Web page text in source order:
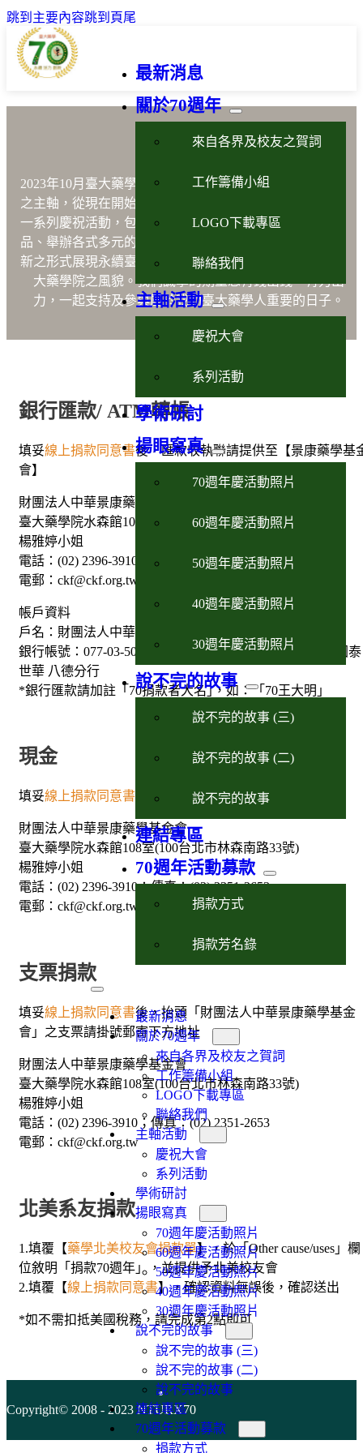
跳到主要內容跳到頁尾
最新消息
關於70週年
來自各界及校友之賀詞
工作籌備小組
LOGO下載專區
聯絡我們
主軸活動
慶祝大會
系列活動
學術研討
揚眼寫真
70週年慶活動照片
60週年慶活動照片
50週年慶活動照片
40週年慶活動照片
30週年慶活動照片
說不完的故事
說不完的故事 (三)
說不完的故事 (二)
說不完的故事
連結專區
70週年活動募款
捐款方式
捐款芳名錄
最新消息
關於70週年
來自各界及校友之賀詞
工作籌備小組
LOGO下載專區
聯絡我們
主軸活動
慶祝大會
系列活動
學術研討
揚眼寫真
70週年慶活動照片
60週年慶活動照片
50週年慶活動照片
40週年慶活動照片
30週年慶活動照片
說不完的故事
說不完的故事 (三)
說不完的故事 (二)
說不完的故事
連結專區
70週年活動募款
捐款方式
藥學永續活力創新
2023年10月臺大藥學70週年以藥學「永續、活力、創新」
之主軸，從現在開始到2023年10月21日的慶祝晚會將進行
一系列慶祝活動，包含出版「說不完的故事」、設計紀念
品、舉辦各式多元的暖身活動與國際學術研討會等，以嶄
新之形式展現永續臺大藥學魂、活力臺大藥學人及創新臺
大藥學院之風貌。我們誠摯的期望您有錢出錢，有力出
力，一起支持及參與屬於我們臺大藥學人重要的日子。
銀行匯款/ ATM轉帳
填妥線上捐款同意書後，匯款收執聯請提供至【景康藥學基
會】
財團法人中華景康藥學基金會
臺大藥學院水森館108室(100台北市林森南路33號)
楊雅婷小姐
電話：(02) 2396-3910；傳真：(02) 2351-2653
電郵：ckf@ckf.org.tw
帳戶資料
戶名：財團法人中華景康藥學基金會
銀行帳號：077-03-500815-5；銀行代碼為013；銀行別：國泰
世華 八德分行
*銀行匯款請加註「70捐款者大名｣，如：「70王大明｣
現金
填妥線上捐款同意書 後，現金請逕交基金會。
財團法人中華景康藥學基金會
臺大藥學院水森館108室(100台北市林森南路33號)
楊雅婷小姐
電話：(02) 2396-3910；傳真：(02) 2351-2653
電郵：ckf@ckf.org.tw
支票捐款
填妥線上捐款同意書後，抬頭「財團法人中華景康藥學基金
會」之支票請掛號郵寄下方地址
財團法人中華景康藥學基金會
臺大藥學院水森館108室(100台北市林森南路33號)
楊雅婷小姐
電話：(02) 2396-3910；傳真：(02) 2351-2653
電郵：ckf@ckf.org.tw
北美系友捐款
1.填覆【藥學北美校友會捐款單】，於「Other cause/uses」欄
位敘明「捐款70週年」，並提供予北美校友會
2.填覆【線上捐款同意書】，確認資料無誤後，確認送出
*如不需扣抵美國稅務，請完成第2點即可
Copyright© 2008 - 2023 NTURX70